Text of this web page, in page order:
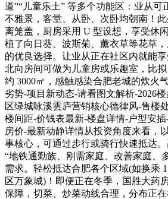
道”“儿童乐土” 等多个功能区：业从可
不雅景，客堂、从卧、次卧均朝南！
离笼盖，厨房采用 U 型设想，享受休
植了向日葵、波斯菊、薰衣草等花草
的优良选择。让业从正在社区内就能享
北向房间可做为儿童房或乐趣室，比
约 3000㎡，感触感染合肥老城的炊火
劣势-项目新动态-请看图文解析-2026
区绿城咏溪雲庐营销核心德律风-售楼
楼间距-价钱表最新-楼盘详情-户型安
房价-最新动静详情从投资角度来看，
事核心，可通过步行或骑行快速抵达
“地铁通勤族、刚需家庭、改善家庭、
需求。轻松抵达合肥各个区域(如换乘
区万象城)！即便正在冬季，国胜大药
保障，切菜、炒菜动线合理，分布正